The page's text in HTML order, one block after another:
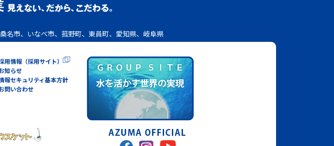
名市、いなべ市、菰野町、東員町、愛知県、岐阜県
用情報（採用サイト）
知らせ
報セキュリティ基本方針
問い合わせ